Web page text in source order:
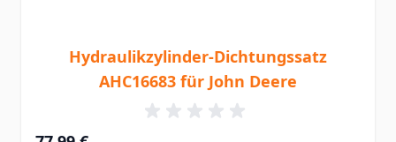
Hydraulikzylinder-Dichtungssatz
AHC16683 für John Deere